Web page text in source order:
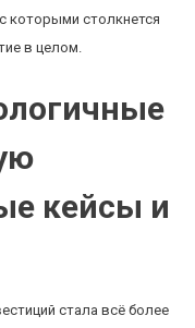
столкнется
в целом.
кейсы и
стала всё более